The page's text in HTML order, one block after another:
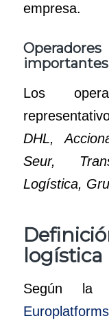
empresa.
importantes
Los
DHL,
Seur,
Logística,
logística
Según la
Europlatforms